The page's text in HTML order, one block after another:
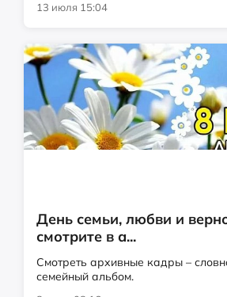
13 июля 15:04
День семьи, любви и
смотрите в а...
Смотреть архивные кадры –
семейный альбом.